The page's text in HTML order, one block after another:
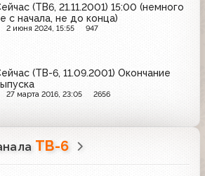
(ТВ6, 21.11.2001) 15:00 (немного
с начала, не до конца)
2 июня 2024, 15:55 947
(ТВ-6, 11.09.2001) Окончание
27 марта 2016, 23:05 2656
ТВ-6